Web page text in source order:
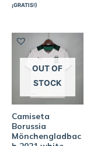
¡GRATIS!)
OUT OF
STOCK
Camiseta
Borussia
Mönchengladbac